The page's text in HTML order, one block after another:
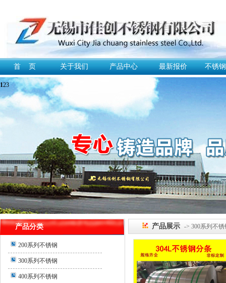
首 页 关于我们 产品中心 最新报价 不锈
123
产品分类
200系列不锈钢
300系列不锈钢
400系列不锈钢
产品展示 -> 300系列不